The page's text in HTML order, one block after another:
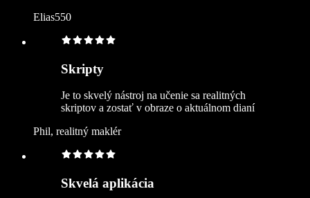
Elias550
Skripty
Je to skvelý nástroj na učenie sa realitných
skriptov a zostať v obraze o aktuálnom dianí
Phil, realitný maklér
Skvelá aplikácia